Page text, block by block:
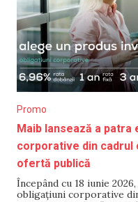
Promo
Maib lansează a patra
corporative din cadrul
ofertă publică
Începând cu 18 iunie
obligațiuni corporative